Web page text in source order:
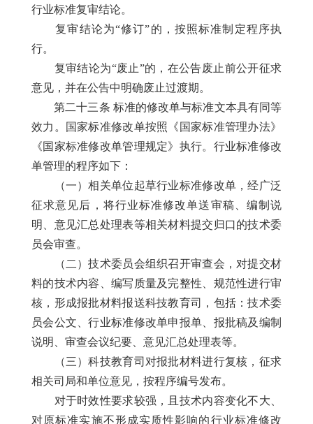
行业标准复审结论。
复审结论为“修订”的，按照标准制定程序执
行。
复审结论为“废止”的，在公告废止前公开征求
意见，并在公告中明确废止过渡期。
第二十三条 标准的修改单与标准文本具有同等
效力。国家标准修改单按照《国家标准管理办法》
《国家标准修改单管理规定》执行。行业标准修改
单管理的程序如下：
（一）相关单位起草行业标准修改单，经广泛
征求意见后，将行业标准修改单送审稿、编制说
明、意见汇总处理表等相关材料提交归口的技术委
员会审查。
（二）技术委员会组织召开审查会，对提交材
料的技术内容、编写质量及完整性、规范性进行审
核，形成报批材料报送科技教育司，包括：技术委
员会公文、行业标准修改单申报单、报批稿及编制
说明、审查会议纪要、意见汇总处理表等。
（三）科技教育司对报批材料进行复核，征求
相关司局和单位意见，按程序编号发布。
对于时效性要求较强，且技术内容变化不大、
对原标准实施不形成实质性影响的行业标准修改